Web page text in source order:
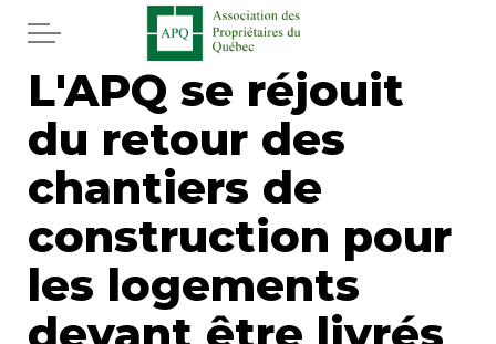
Aller au contenu principal
Accueil
Services
Journal
L'APQ se réjouit
du retour des
chantiers de
construction pour
les logements